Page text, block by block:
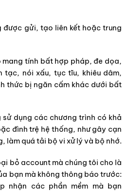
được gửi, tạo liên kết hoặc trung
mang tính bất hợp pháp, đe dọa,
tạc, nói xấu, tục tĩu, khiêu dâm,
thức bị ngăn cấm khác dưới bất
sử dụng các chương trình có khả
đình trệ hệ thống, như gây cạn
làm quá tải bộ vi xử lý và bộ nhớ.
bỏ account mà chúng tôi cho là
bạn mà không thông báo trước:
nhận các phần mềm mà bạn